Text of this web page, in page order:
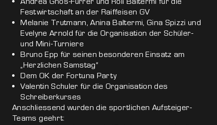
Festwirtschaft an der Raiffeisen GV
Melanie Trutmann, Anina Baltermi, Gina Spizzi und
Evelyne Arnold für die Organisation der Schüler-
und Mini-Turniere
Bruno Epp für seinen besonderen Einsatz am
„Herzlichen Samstag“
Dem OK der Fortuna Party
Valentin Schuler für die Organisation des
Schreiberkurses
Anschliessend wurden die sportlichen Aufsteiger-
Teams geehrt: